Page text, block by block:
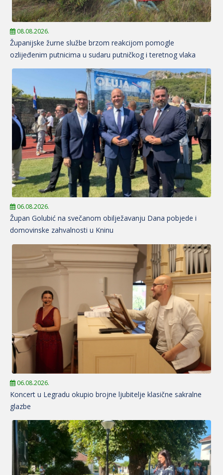
08.08.2026.
Županijske žurne službe brzom reakcijom pomogle
ozlijeđenim putnicima u sudaru putničkog i teretnog vlaka
06.08.2026.
Župan Golubić na svečanom obilježavanju Dana pobjede i
domovinske zahvalnosti u Kninu
06.08.2026.
Koncert u Legradu okupio brojne ljubitelje klasične sakralne
glazbe